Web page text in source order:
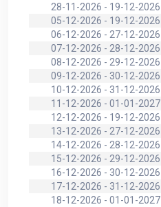
28-11-2026 - 19-12-2026
05-12-2026 - 19-12-2026
06-12-2026 - 27-12-2026
07-12-2026 - 28-12-2026
08-12-2026 - 29-12-2026
09-12-2026 - 30-12-2026
10-12-2026 - 31-12-2026
11-12-2026 - 01-01-2027
12-12-2026 - 19-12-2026
13-12-2026 - 27-12-2026
14-12-2026 - 28-12-2026
15-12-2026 - 29-12-2026
16-12-2026 - 30-12-2026
17-12-2026 - 31-12-2026
18-12-2026 - 01-01-2027